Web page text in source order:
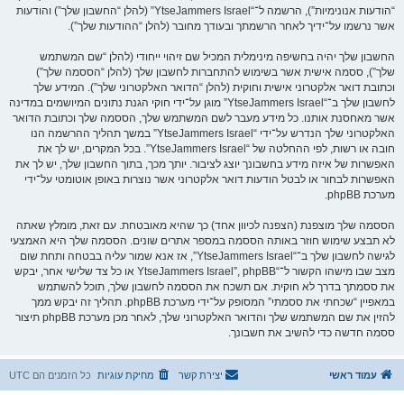
“הודעות אנונימיות”), הרשמה ל־“YtseJammers Israel” (להלן “החשבון שלך”) והודעות
אשר נרשמו על־ידיך לאחר הרשמתך ובעודך מחובר (להלן “ההודעות שלך”).
החשבון שלך יהיה בחשיפה מינימלית המכיל שם זיהוי ייחודי (להלן “שם המשתמש
שלך”), ססמה אישית אשר בשימוש להתחברות לחשבון שלך (להלן “הססמה שלך”)
וכתובת דואר אלקטרוני אישית וחוקית (להלן “הדואר האלקטרוני שלך”). המידע שלך
לחשבון שלך ב־“YtseJammers Israel” מוגן על־ידי חוקי הגנת נתונים המיושמים במדינה
אשר מאחסנת אותנו. כל מידע מעבר לשם המשתמש שלך, הססמה שלך וכתובת הדואר
האלקטרוני שלך הנדרש על־ידי “YtseJammers Israel” במשך תהליך ההרשמה הנו
חובה או רשות, לפי ההחלטה של “YtseJammers Israel”. בכל המקרים, יש לך את
האפשרות של איזה מידע בחשבונך יוצג לציבור. יותך מכך, בתוך החשבון שלך, יש לך את
האפשרות לבחור או לבטל הודעות דואר אלקטרוני אשר נוצרות באופן אוטומטי על־ידי
מערכת phpBB.
הססמה שלך מוצפנת (הצפנה לכיוון אחד) כך שהיא מאובטחת. עם זאת, מומלץ שאתה
לא תבצע שימוש חוזר באותה הססמה במספר אתרים שונים. הססמה שלך היא האמצעי
לגישה לחשבון שלך ב־“YtseJammers Israel”, אז אנא שמור עליה בבטחה ותחת שום
מצב שבו מישהו הקשור ל־“YtseJammers Israel”, phpBB או כל צד שלישי אחר, יבקש
את ססמתך בדרך לא חוקית. אם תשכח את הססמה לחשבון שלך, תוכל להשתמש
במאפיין “שכחתי את ססמתי” המסופק על־ידי מערכת phpBB. תהליך זה יבקש ממך
להזין את שם המשתמש שלך והדואר האלקטרוני שלך, לאחר מכן מערכת phpBB תיצור
ססמה חדשה כדי להשיב את חשבונך.
עמוד ראשי כל הזמנים הם UTC מחיקת עוגיות יצירת קשר